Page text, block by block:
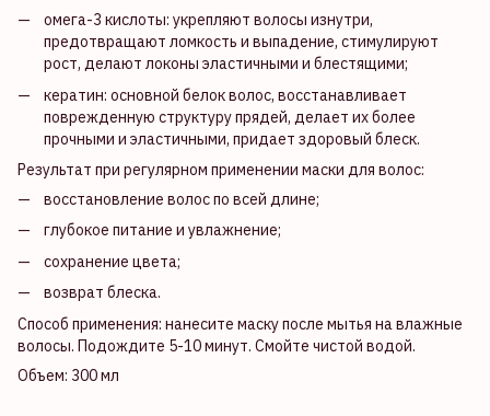
омега-3 кислоты: укрепляют волосы изнутри,
предотвращают ломкость и выпадение, стимулируют
рост, делают локоны эластичными и блестящими;
кератин: основной белок волос, восстанавливает
поврежденную структуру прядей, делает их более
прочными и эластичными, придает здоровый блеск.
Результат при регулярном применении маски для волос:
восстановление волос по всей длине;
глубокое питание и увлажнение;
сохранение цвета;
возврат блеска.
Способ применения: нанесите маску после мытья на влажные
волосы. Подождите 5-10 минут. Смойте чистой водой.
Объем: 300 мл